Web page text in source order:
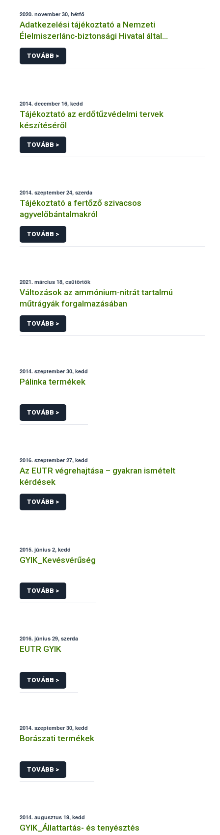
2020. november 30, hétfő
Adatkezelési tájékoztató a Nemzeti
Élelmiszerlánc-biztonsági Hivatal által
üzemeltetett élelmiszerlánc-felügyeleti
információs rendszerhez (FELIR) kapcsolódó
adatkezeléséhez
TOVÁBB >
2014. december 16, kedd
Tájékoztató az erdőtűzvédelmi tervek
készítéséről
TOVÁBB >
2014. szeptember 24, szerda
Tájékoztató a fertőző szivacsos
agyvelőbántalmakról
TOVÁBB >
2021. március 18, csütörtök
Változások az ammónium-nitrát tartalmú
műtrágyák forgalmazásában
TOVÁBB >
2014. szeptember 30, kedd
Pálinka termékek
TOVÁBB >
2016. szeptember 27, kedd
Az EUTR végrehajtása – gyakran ismételt
kérdések
TOVÁBB >
2015. június 2, kedd
GYIK_Kevésvérűség
TOVÁBB >
2016. június 29, szerda
EUTR GYIK
TOVÁBB >
2014. szeptember 30, kedd
Borászati termékek
TOVÁBB >
2014. augusztus 19, kedd
GYIK_Állattartás- és tenyésztés